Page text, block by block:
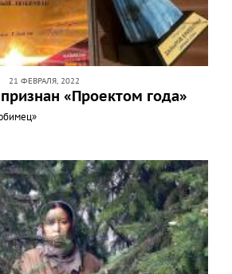
21 ФЕВРАЛЯ, 2022
«Проектом года»